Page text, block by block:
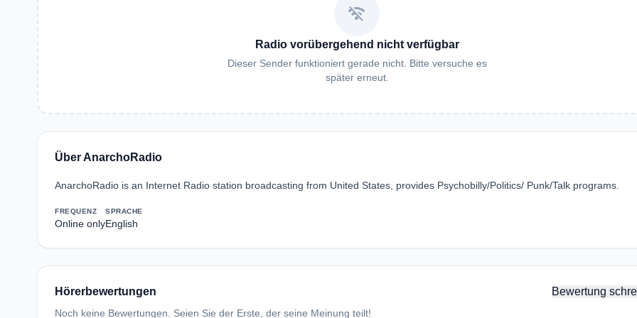
wifi_off
Radio vorübergehend nicht verfügbar
Dieser Sender funktioniert gerade nicht. Bitte versuche es
später erneut.
Über AnarchoRadio
AnarchoRadio is an Internet Radio station broadcasting from United States, provides Psychobilly/Politics/ Punk/Talk programs.
FREQUENZ
Online only
SPRACHE
English
Hörerbewertungen Bewertung
Noch keine Bewertungen. Seien Sie der Erste, der seine Meinung teilt!